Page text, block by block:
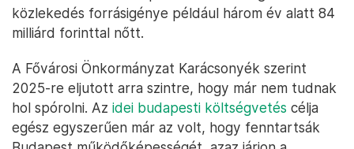
közlekedés forrásigénye például három év alatt 84
milliárd forinttal nőtt.
A Fővárosi Önkormányzat Karácsonyék szerint
2025-re eljutott arra szintre, hogy már nem tudnak
hol spórolni. Az idei budapesti költségvetés célja
egész egyszerűen már az volt, hogy fenntartsák